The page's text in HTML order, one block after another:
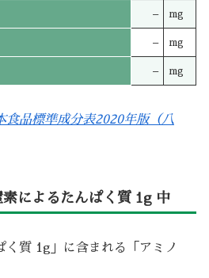
– mg
– mg
– mg
品標準成分表2020年版（八
素によるたんぱく質 1g 中
く質 1g」に含まれる「アミノ